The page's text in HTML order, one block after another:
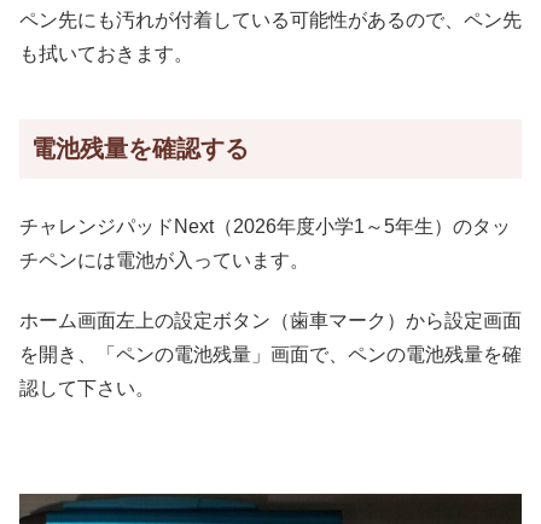
ペン先にも汚れが付着している可能性があるので、ペン先
も拭いておきます。
電池残量を確認する
チャレンジパッドNext（2026年度小学1～5年生）のタッ
チペンには電池が入っています。
ホーム画面左上の設定ボタン（歯車マーク）から設定画面
を開き、「ペンの電池残量」画面で、ペンの電池残量を確
認して下さい。